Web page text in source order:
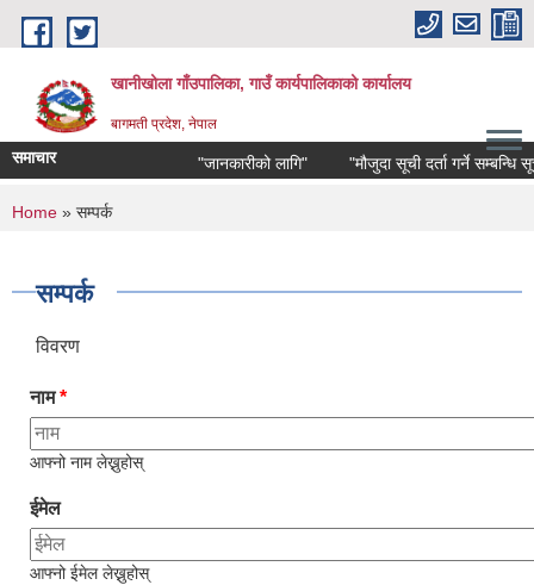
Skip to main content
खानीखोला गाँउपालिका, गाउँ कार्यपालिकाको कार्यालय
बागमती प्रदेश, नेपाल
समाचार "जानकारीको लागि" "मौजुदा सूची दर्ता गर्ने सम्बन्धि
You are here
Home » सम्पर्क
सम्पर्क
विवरण
नाम*
आफ्नो नाम लेख्नुहोस्
ईमेल
आफ्नो ईमेल लेख्नुहोस्